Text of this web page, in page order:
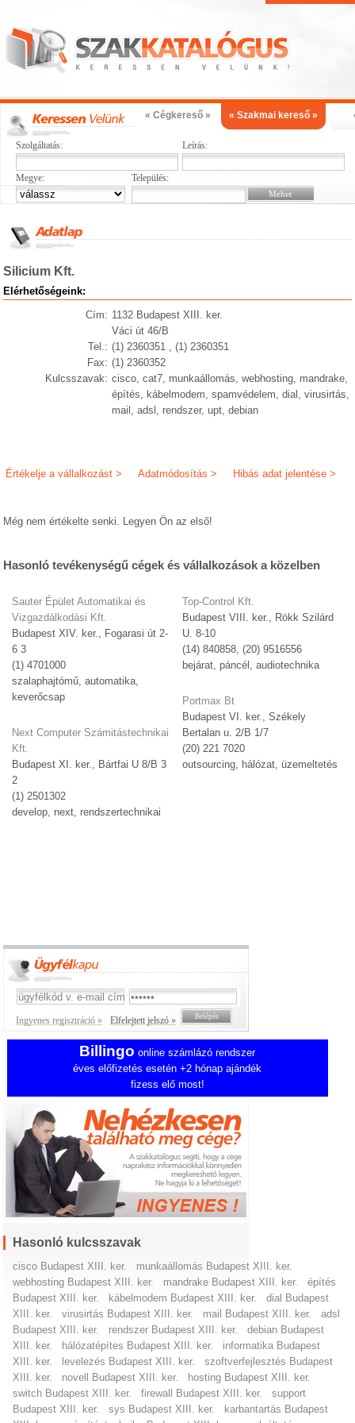
« Cégkereső » « Szakmai kereső »
Szolgáltatás: Leírás:
Megye: Település:
Silicium Kft.
Elérhetőségeink:
Cím: 1132 Budapest XIII. ker.
Váci út 46/B
Tel.: (1) 2360351 , (1) 2360351
Fax: (1) 2360352
Kulcsszavak: cisco, cat7, munkaállomás, webhosting, mandrake,
építés, kábelmodem, spamvédelem, dial, virusirtás,
mail, adsl, rendszer, upt, debian
Hibás adat jelentése >
Adatmódosítás >
Értékelje a vállalkozást >
Még nem értékelte senki. Legyen Ön az első!
Hasonló tevékenységű cégek és vállalkozások a közelben
Sauter Épület Automatikai és
Vizgazdálkodási Kft.
Budapest XIV. ker., Fogarasi út 2-
6 3
(1) 4701000
szalaphajtómű, automatika,
keverőcsap
Next Computer Számitástechnikai
Kft.
Budapest XI. ker., Bártfai U 8/B 3
2
(1) 2501302
develop, next, rendszertechnikai
Top-Control Kft.
Budapest VIII. ker., Rökk Szilárd
U. 8-10
(14) 840858, (20) 9516556
bejárat, páncél, audiotechnika
Portmax Bt
Budapest VI. ker., Székely
Bertalan u. 2/B 1/7
(20) 221 7020
outsourcing, hálózat, üzemeltetés
Ingyenes regisztráció » Elfelejtett jelszó »
Billingo online számlázó rendszer
éves előfizetés esetén +2 hónap ajándék
fizess elő most!
Hasonló kulcsszavak
cisco Budapest XIII. ker.
munkaállomás Budapest XIII. ker.
webhosting Budapest XIII. ker.
mandrake Budapest XIII. ker.
építés
Budapest XIII. ker.
kábelmodem Budapest XIII. ker.
dial Budapest
XIII. ker.
virusirtás Budapest XIII. ker. mail Budapest XIII. ker.
adsl
Budapest XIII. ker.
rendszer Budapest XIII. ker.
debian Budapest
XIII. ker.
hálózatépítes Budapest XIII. ker.
informatika Budapest
XIII. ker.
levelezés Budapest XIII. ker.
szoftverfejlesztés Budapest
XIII. ker.
novell Budapest XIII. ker.
hosting Budapest XIII. ker.
switch Budapest XIII. ker.
firewall Budapest XIII. ker.
support
Budapest XIII. ker.
sys Budapest XIII. ker.
karbantartás Budapest